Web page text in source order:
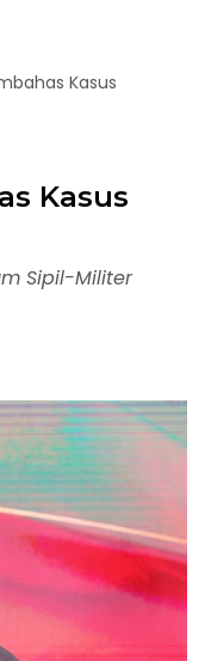
Kasus
Kasus
Sipil-Militer